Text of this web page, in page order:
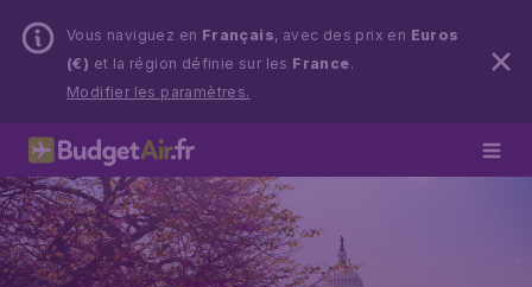
Vous naviguez en Français, avec des prix en Euros
(€) et la région définie sur les France.
Modifier les paramètres.